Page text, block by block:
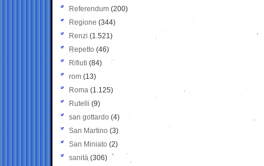
Referendum (200)
Regione (344)
Renzi (1.521)
Repetto (46)
Rifiuti (84)
rom (13)
Roma (1.125)
Rutelli (9)
san gottardo (4)
San Martino (3)
San Miniato (2)
sanità (306)